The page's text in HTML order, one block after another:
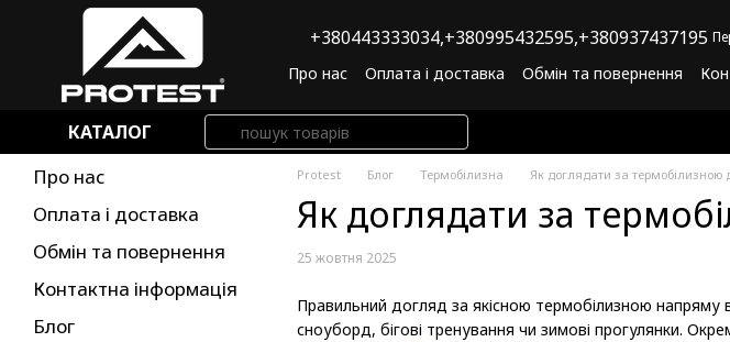
Перейти до основного контенту
+380443333034,+380995432595,+380937437195
Про нас Оплата і доставка Обмін та повернення
КАТАЛОГ
Protest Блог Термобілизна Як доглядати за термобілизною
Як доглядати за
25 жовтня 2025
Правильний догляд за якісною термобілизною напряму
сноуборд, бігові тренування чи зимові прогулянки.
Про нас
Оплата і доставка
Обмін та повернення
Контактна інформація
Блог